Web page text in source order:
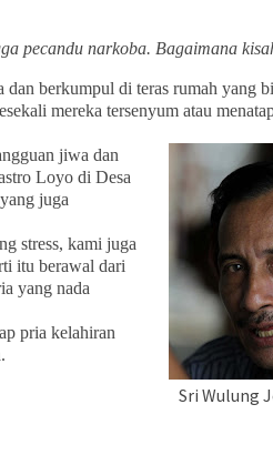
pecandu narkoba. Bagaimana
berkumpul di teras rumah yang
mereka tersenyum atau
Sri Wulung
jiwa dan
Loyo di Desa
juga
stress, kami juga
itu berawal dari
yang nada
pria kelahiran